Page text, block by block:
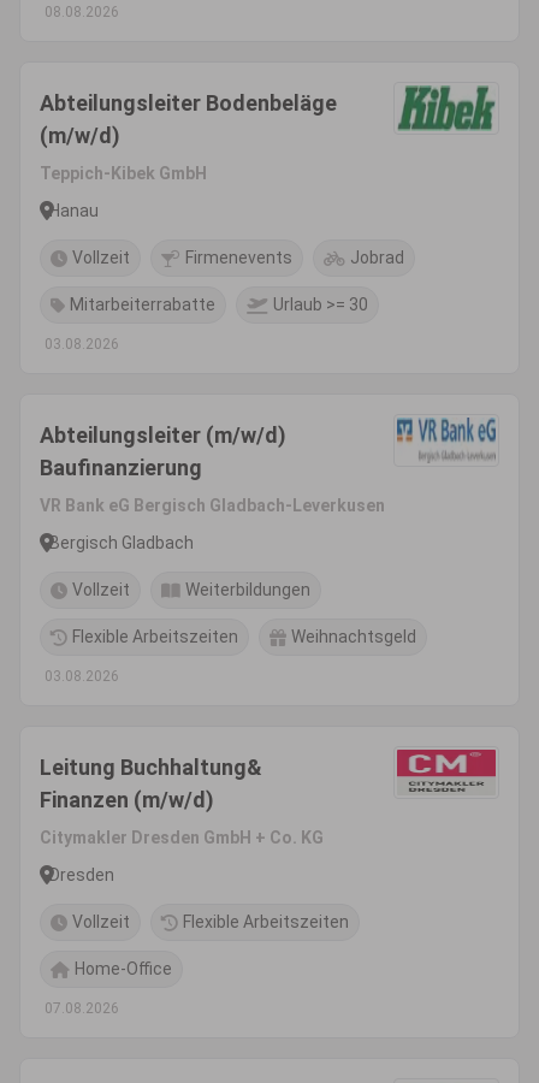
08.08.2026
Abteilungsleiter Bodenbeläge
(m/w/d)
Teppich-Kibek GmbH
Hanau
Vollzeit Firmenevents Jobrad
Mitarbeiterrabatte Urlaub >= 30
03.08.2026
Abteilungsleiter (m/w/d)
Baufinanzierung
VR Bank eG Bergisch Gladbach-Leverkusen
Bergisch Gladbach
Vollzeit Weiterbildungen
Flexible Arbeitszeiten Weihnachtsgeld
03.08.2026
Leitung Buchhaltung&
Finanzen (m/w/d)
Citymakler Dresden GmbH + Co. KG
Dresden
Vollzeit Flexible Arbeitszeiten
Home-Office
07.08.2026